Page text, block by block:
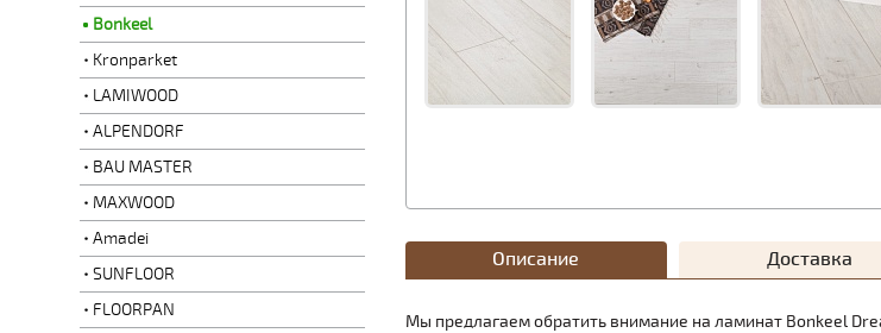
Bonkeel
Kronparket
LAMIWOOD
ALPENDORF
BAU MASTER
MAXWOOD
Amadei
SUNFLOOR
FLOORPAN
Описание Доставка
Мы предлагаем обратить внимание на ламинат Bonkeel